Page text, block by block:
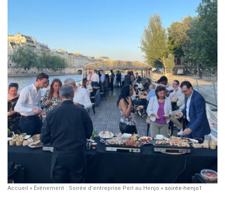
Accueil » Événement : Soirée d’entreprise Perl au Henjo » soirée-henjo1